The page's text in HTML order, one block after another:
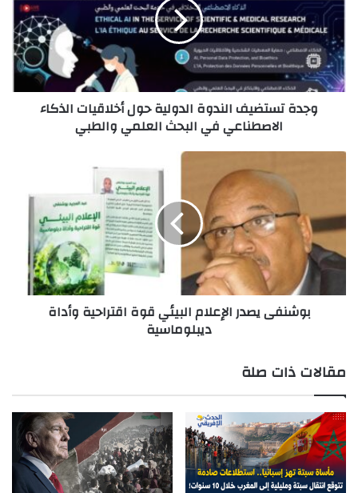
الدولية
حول
أخلاقيات
الذكاء
الاصطناعي
في
وجدة تستضيف الندوة الدولية حول أخلاقيات الذكاء
الاصطناعي في البحث العلمي والطبي
قوة
اقتراحية
وأداة
ديبلوماسية
بوشنفى يصدر الإعلام البيئي قوة اقتراحية وأداة
ديبلوماسية
مقالات ذات صلة